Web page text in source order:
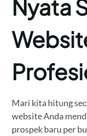
Nyata
Mari kita hitung
website Anda
prospek baru per